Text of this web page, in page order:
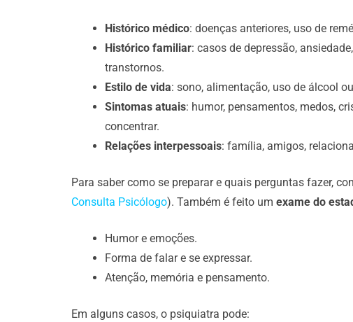
Histórico médico: doenças anteriores, uso de
Histórico familiar: casos de depressão,
transtornos.
Estilo de vida: sono, alimentação, uso de álcool
Sintomas atuais: humor, pensamentos, medos,
concentrar.
Relações interpessoais: família, amigos,
Para saber como se preparar e quais perguntas fazer,
Consulta Psicólogo). Também é feito um exame do
Humor e emoções.
Forma de falar e se expressar.
Atenção, memória e pensamento.
Em alguns casos, o psiquiatra pode: